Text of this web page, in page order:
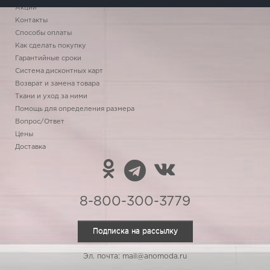
Акции
Контакты
Способы оплаты
Как сделать покупку
Гарантийные сроки
Система дисконтных карт
Возврат и замена товара
Ткани и уход за ними
Помощь для определения размера
Вопрос/Ответ
Цены
Доставка
8-800-300-3779
Подписка на рассылку
Эл. почта: mail@anomoda.ru